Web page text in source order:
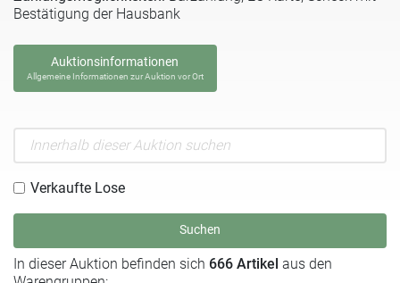
Bestätigung der Hausbank
Auktionsinformationen
Allgemeine Informationen zur Auktion vor Ort
Verkaufte Lose
Suchen
In dieser Auktion befinden sich 666 Artikel aus den